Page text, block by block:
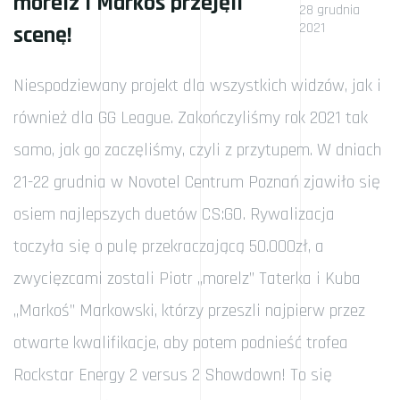
scenę!
28 grudnia
2021
Niespodziewany projekt dla wszystkich widzów, jak i
również dla GG League. Zakończyliśmy rok 2021 tak
samo, jak go zaczęliśmy, czyli z przytupem. W dniach
21-22 grudnia w Novotel Centrum Poznań zjawiło się
osiem najlepszych duetów CS:GO. Rywalizacja
toczyła się o pulę przekraczającą 50.000zł, a
zwycięzcami zostali Piotr „morelz” Taterka i Kuba
„Markoś” Markowski, którzy przeszli najpierw przez
otwarte kwalifikacje, aby potem podnieść trofea
Rockstar Energy 2 versus 2 Showdown! To się